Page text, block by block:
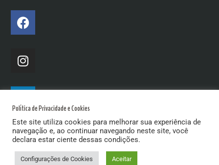
Política de Privacidade e Cookies
Este site utiliza cookies para melhorar sua experiência de
navegação e, ao continuar navegando neste site, você
declara estar ciente dessas condições.
Configurações de Cookies Aceitar